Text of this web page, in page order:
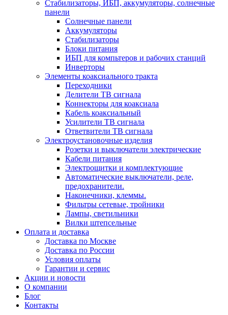
Стабилизаторы, ИБП, аккумуляторы, солнечные
панели
Солнечные панели
Аккумуляторы
Стабилизаторы
Блоки питания
ИБП для компьтеров и рабочих станций
Инверторы
Элементы коаксиального тракта
Переходники
Делители ТВ сигнала
Коннекторы для коаксиала
Кабель коаксиальный
Усилители ТВ сигнала
Ответвители ТВ сигнала
Электроустановочные изделия
Розетки и выключатели электрические
Кабели питания
Электрощитки и комплектующие
Автоматические выключатели, реле,
предохранители.
Наконечники, клеммы.
Фильтры сетевые, тройники
Лампы, светильники
Вилки штепсельные
Оплата и доставка
Доставка по Москве
Доставка по России
Условия оплаты
Гарантии и сервис
Акции и новости
О компании
Блог
Контакты